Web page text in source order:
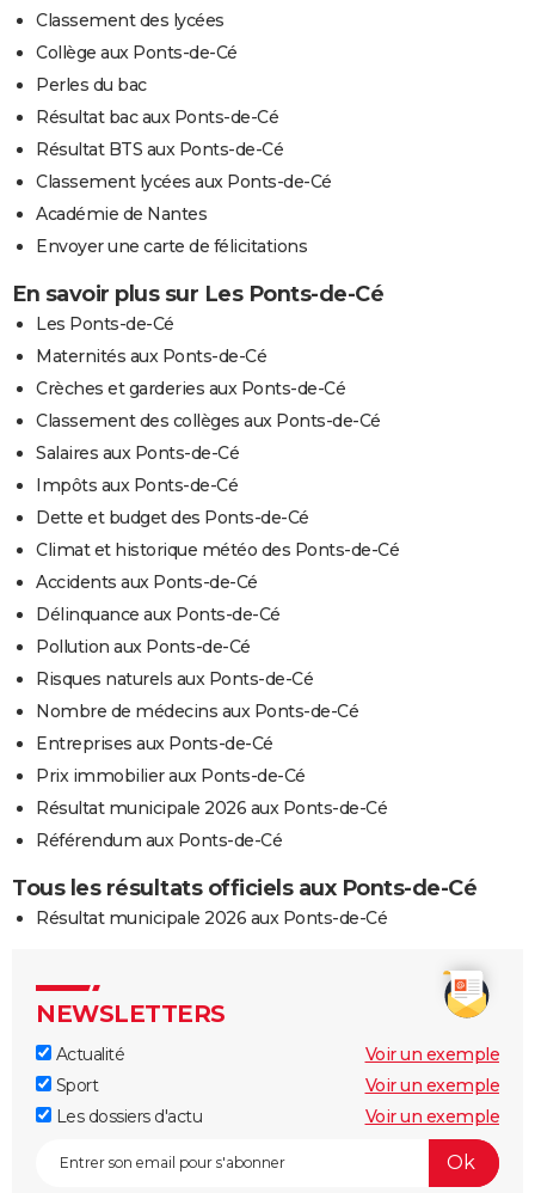
Classement des lycées
Collège aux Ponts-de-Cé
Perles du bac
Résultat bac aux Ponts-de-Cé
Résultat BTS aux Ponts-de-Cé
Classement lycées aux Ponts-de-Cé
Académie de Nantes
Envoyer une carte de félicitations
En savoir plus sur Les Ponts-de-Cé
Les Ponts-de-Cé
Maternités aux Ponts-de-Cé
Crèches et garderies aux Ponts-de-Cé
Classement des collèges aux Ponts-de-Cé
Salaires aux Ponts-de-Cé
Impôts aux Ponts-de-Cé
Dette et budget des Ponts-de-Cé
Climat et historique météo des Ponts-de-Cé
Accidents aux Ponts-de-Cé
Délinquance aux Ponts-de-Cé
Pollution aux Ponts-de-Cé
Risques naturels aux Ponts-de-Cé
Nombre de médecins aux Ponts-de-Cé
Entreprises aux Ponts-de-Cé
Prix immobilier aux Ponts-de-Cé
Résultat municipale 2026 aux Ponts-de-Cé
Référendum aux Ponts-de-Cé
Tous les résultats officiels aux Ponts-de-Cé
Résultat municipale 2026 aux Ponts-de-Cé
NEWSLETTERS
Actualité
Voir un exemple
Sport
Voir un exemple
Les dossiers d'actu
Voir un exemple